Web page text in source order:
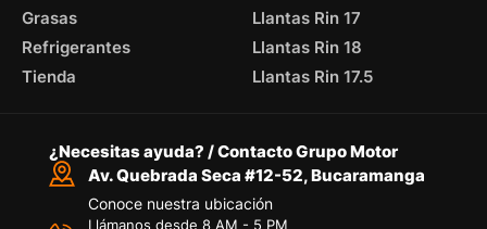
Grasas
Refrigerantes
Tienda
Llantas Rin 17
Llantas Rin 18
Llantas Rin 17.5
¿Necesitas ayuda? / Contacto Grupo Motor
Av. Quebrada Seca #12-52, Bucaramanga
Conoce nuestra ubicación
Llámanos desde 8 AM - 5 PM